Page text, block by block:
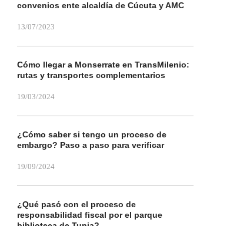
convenios ente alcaldía de Cúcuta y AMC
13/07/2023
Cómo llegar a Monserrate en TransMilenio:
rutas y transportes complementarios
19/03/2024
¿Cómo saber si tengo un proceso de
embargo? Paso a paso para verificar
19/09/2024
¿Qué pasó con el proceso de
responsabilidad fiscal por el parque